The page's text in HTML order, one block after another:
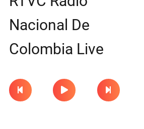
Nacional De
Colombia Live